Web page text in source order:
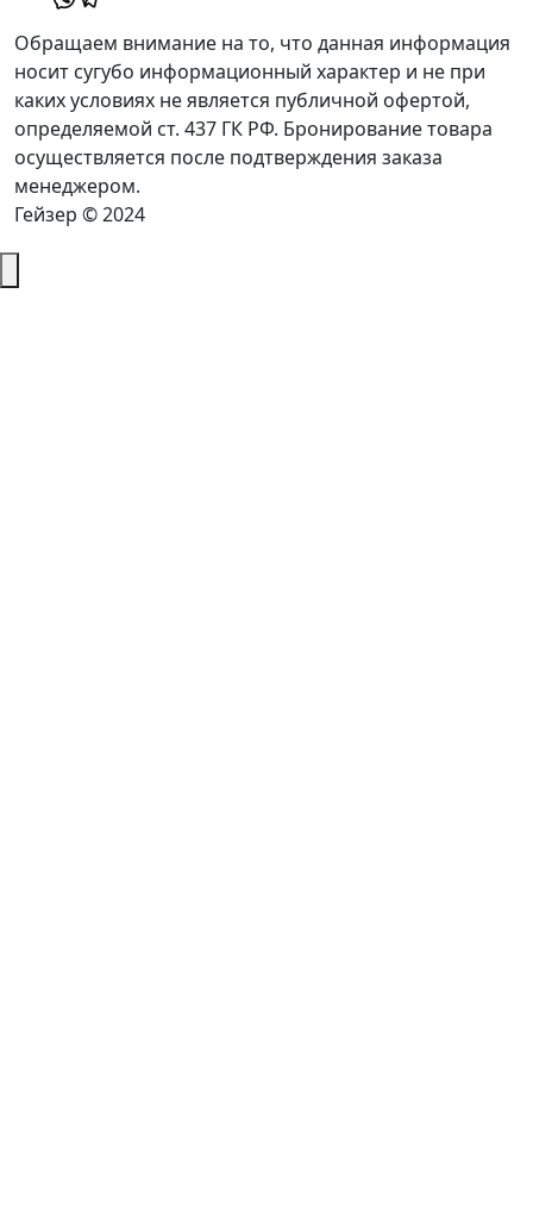
Обращаем внимание на то, что данная информация
носит сугубо информационный характер и не при
каких условиях не является публичной офертой,
определяемой ст. 437 ГК РФ. Бронирование товара
осуществляется после подтверждения заказа
менеджером.
Гейзер © 2024